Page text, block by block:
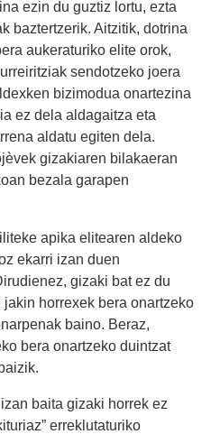
ezin du guztiz lortu, ezta
baztertzerik. Aitzitik, dotrina
aukeraturiko elite orok,
sendotzeko joera
bizimodua onartezina
ez dela aldagaitza eta
aldatu egiten dela.
gizakiaren bilakaeran
bezala garapen
apika elitearen aldeko
ekarri izan duen
gizaki bat ez du
horrexek bera onartzeko
baino. Beraz,
bera onartzeko duintzat
baita gizaki horrek ez
erreklutaturiko